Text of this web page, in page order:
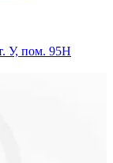
У, пом. 95Н